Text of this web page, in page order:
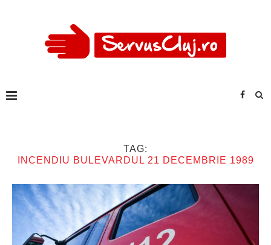
TAG:
INCENDIU BULEVARDUL 21 DECEMBRIE 1989